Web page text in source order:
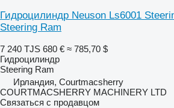
Гидроцилиндр Neuson Ls6001
Steering Ram
7 240 TJS 680 € ≈ 785,70 $
Гидроцилиндр
Steering Ram
Ирландия, Courtmacsherry
COURTMACSHERRY MACHINERY LTD
Связаться с продавцом